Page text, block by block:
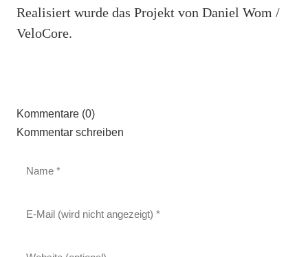
Realisiert wurde das Projekt von Daniel Wom /
VeloCore.
Kommentare (0)
Kommentar schreiben